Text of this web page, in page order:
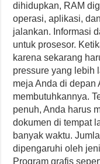
dihidupkan, RAM
operasi, aplikasi,
jalankan. Informasi
untuk prosesor.
karena sekarang
pressure yang lebih
meja Anda di depan
membutuhkannya.
penuh, Anda harus
dokumen di tempat
banyak waktu.
dipengaruhi oleh
Program grafis